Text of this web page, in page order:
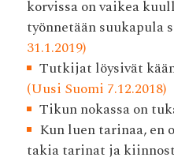
korvissa on vaikea
työnnetään suukapula
31.1.2019)
Tutkijat löysivät
(Uusi Suomi 7.12.2018)
Tikun nokassa on
Kun luen tarinaa, en
takia tarinat ja